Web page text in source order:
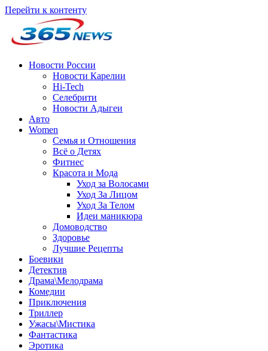
Перейти к контенту
Новости России
Новости Карелии
Hi-Tech
Селебрити
Новости Адыгеи
Авто
Women
Семья и Отношения
Всё о Детях
Фитнес
Красота и Мода
Уход за Волосами
Уход За Лицом
Уход За Телом
Идеи маникюра
Домоводство
Здоровье
Лучшие Рецепты
Боевики
Детектив
Драма\Мелодрама
Комедии
Приключения
Триллер
Ужасы\Мистика
Фантастика
Эротика